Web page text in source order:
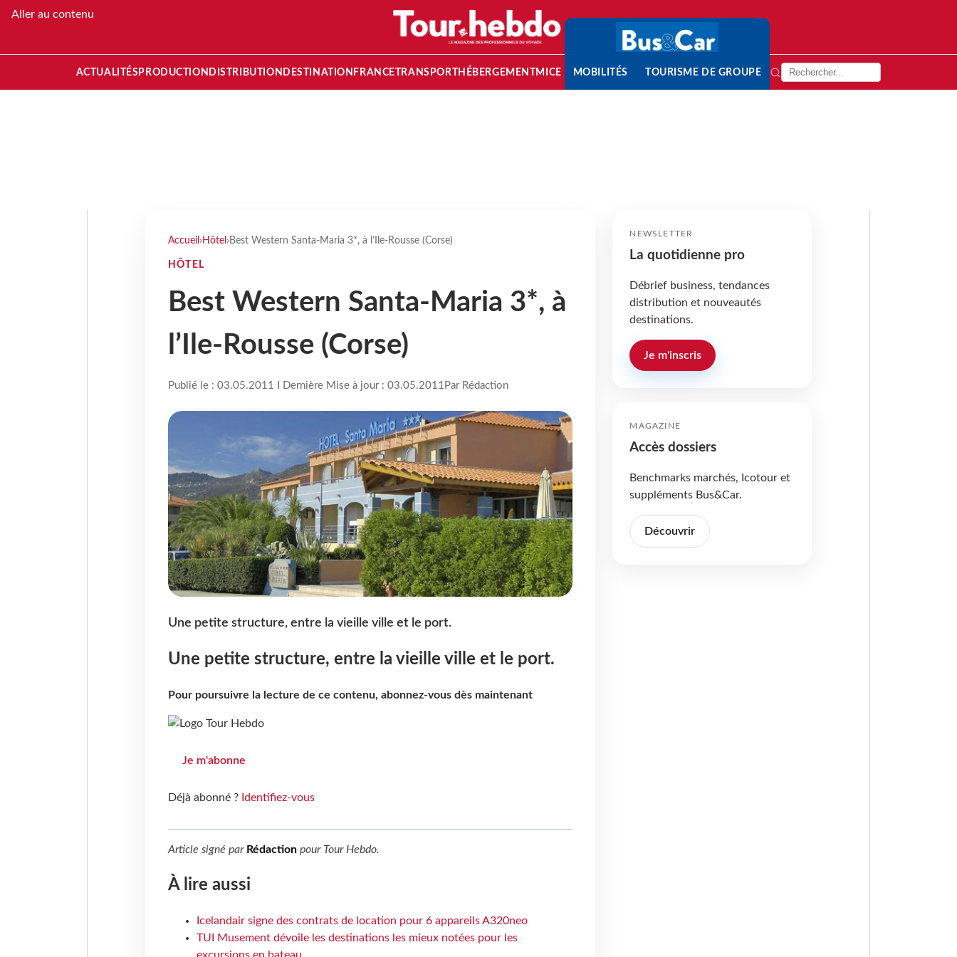
Aller au contenu
ACTUALITÉS PRODUCTION DISTRIBUTION DESTINATION FRANCETRANSPORT HÉBERGEMENTMICE MOBILITÉS TOURISME DE GROUPE
Accueil › Hôtel › Best Western Santa-Maria 3*, à l’Ile-Rousse (Corse)
HÔTEL
Best Western Santa-Maria 3*, à
l’Ile-Rousse (Corse)
Publié le : 03.05.2011 I Dernière Mise à jour : 03.05.2011 Par Rédaction
Une petite structure, entre la vieille ville et le port.
Une petite structure, entre la vieille ville et le port.
Pour poursuivre la lecture de ce contenu, abonnez-vous dès maintenant
Je m'abonne
Déjà abonné ? Identifiez-vous
Article signé par Rédactionpour Tour Hebdo.
À lire aussi
Icelandair signe des contrats de location pour 6 appareils A320neo
TUI Musement dévoile les destinations les mieux notées pour les
excursions en bateau
NEWSLETTER
La quotidienne pro
Débrief business, tendances
distribution et nouveautés
destinations.
Je m'inscris
MAGAZINE
Accès dossiers
Benchmarks marchés, Icotour et
suppléments Bus&Car.
Découvrir